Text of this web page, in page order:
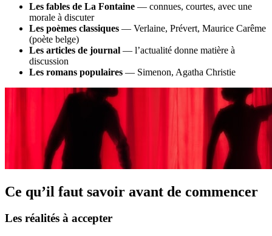
Les fables de La Fontaine — connues, courtes, avec une
morale à discuter
Les poèmes classiques — Verlaine, Prévert, Maurice Carême
(poète belge)
Les articles de journal — l’actualité donne matière à
discussion
Les romans populaires — Simenon, Agatha Christie
Ce qu’il faut savoir avant de commencer
Les réalités à accepter